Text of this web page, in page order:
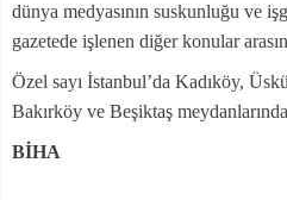
dünya medyasının suskunluğu ve
gazetede işlenen diğer konular
Özel sayı İstanbul’da Kadıköy,
Bakırköy ve Beşiktaş meydanlarında
BİHA